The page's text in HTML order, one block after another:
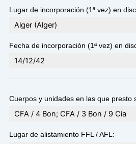
Lugar de incorporación (1ª vez) en
Alger (Alger)
Fecha de incorporación (1ª vez) en
14/12/42
Cuerpos y unidades en las que presto
CFA / 4 Bon; CFA / 3 Bon / 9 Cia
Lugar de alistamiento FFL / AFL: